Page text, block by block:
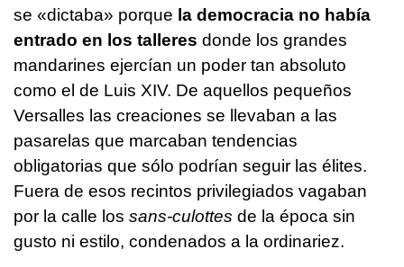
se «dictaba» porque la democracia no había
entrado en los talleres donde los grandes
mandarines ejercían un poder tan absoluto
como el de Luis XIV. De aquellos pequeños
Versalles las creaciones se llevaban a las
pasarelas que marcaban tendencias
obligatorias que sólo podrían seguir las élites.
Fuera de esos recintos privilegiados vagaban
por la calle los sans-culottes de la época sin
gusto ni estilo, condenados a la ordinariez.